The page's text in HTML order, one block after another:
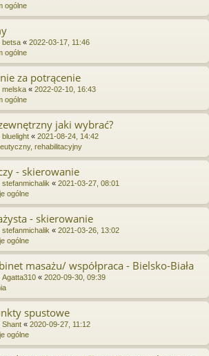
ogólne
betsa « 2022-03-17, 11:46
ogólne
za potrącenie
melska « 2022-02-10, 16:43
ogólne
jaki wybrać?
bluelight « 2021-08-24, 14:42
rehabilitacyjny
- skierowanie
stefanmichalik « 2021-03-27, 08:01
ogólne
- skierowanie
stefanmichalik « 2021-03-26, 13:02
ogólne
masażu/ współpraca - Bielsko-Biała
Agatta310 « 2020-09-30, 09:39
spustowe
Shant « 2020-09-27, 11:12
ogólne